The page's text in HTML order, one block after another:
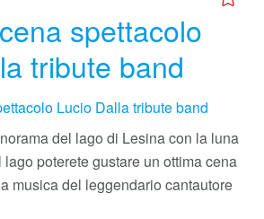
spettacolo
tribute band
del lago di Lesina con la luna
poterete gustare un ottima cena
musica del leggendario cantautore